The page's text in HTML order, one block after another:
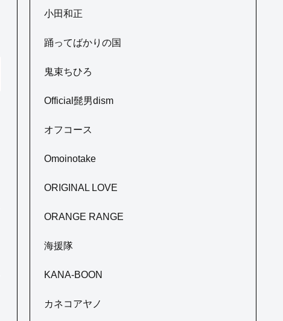
小田和正
踊ってばかりの国
鬼束ちひろ
Official髭男dism
オフコース
Omoinotake
ORIGINAL LOVE
ORANGE RANGE
海援隊
KANA-BOON
カネコアヤノ